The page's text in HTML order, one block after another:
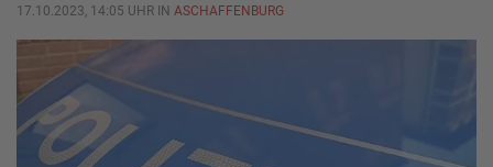
17.10.2023, 14:05 UHR IN ASCHAFFENBURG